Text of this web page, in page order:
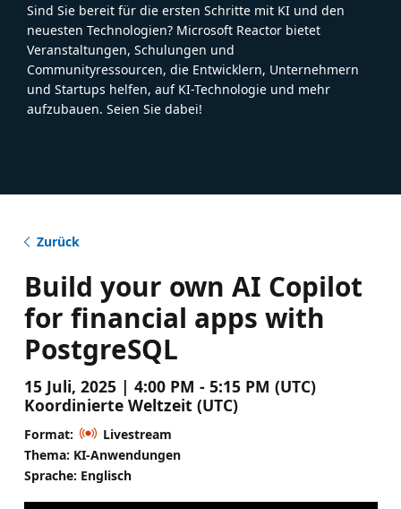
Sind Sie bereit für die ersten Schritte mit KI und den
neuesten Technologien? Microsoft Reactor bietet
Veranstaltungen, Schulungen und
Communityressourcen, die Entwicklern, Unternehmern
und Startups helfen, auf KI-Technologie und mehr
aufzubauen. Seien Sie dabei!
Zurück
Build your own AI Copilot
for financial apps with
PostgreSQL
15 Juli, 2025 | 4:00 PM - 5:15 PM (UTC)
Koordinierte Weltzeit (UTC)
Format:
Livestream
Thema: KI-Anwendungen
Sprache: Englisch